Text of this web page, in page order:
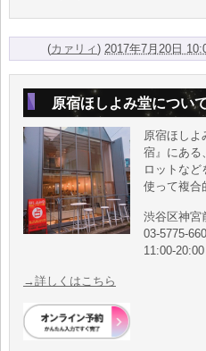
(カァリィ) 2017年7月20日
原宿ほしよみ堂につい
原宿ほし
宿』にある
ロットなど
使って複合
渋谷区神宮
03-5775-
11:00-20:00
→詳しくはこちら